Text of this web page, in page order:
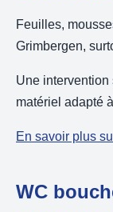
Feuilles,
Grimbergen,
Une
matériel adapté
En savoir plus
WC